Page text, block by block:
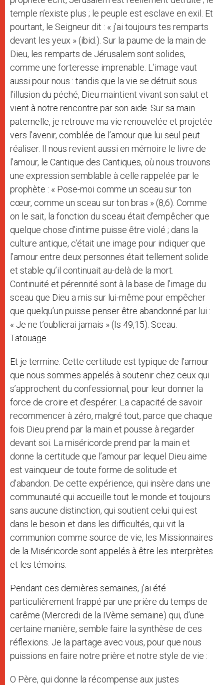
temple n’existe plus ; le peuple est esclave en exil. Et
pourtant, le Seigneur dit : « j’ai toujours tes remparts
devant les yeux » (ibid.). Sur la paume de la main de
Dieu, les remparts de Jérusalem sont solides,
comme une forteresse imprenable. L’image vaut
aussi pour nous : tandis que la vie se détruit sous
l’illusion du péché, Dieu maintient vivant son salut et
vient à notre rencontre par son aide. Sur sa main
paternelle, je retrouve ma vie renouvelée et projetée
vers l’avenir, comblée de l’amour que lui seul peut
réaliser. Il nous revient aussi en mémoire le livre de
l’amour, le Cantique des Cantiques, où nous trouvons
une expression semblable à celle rappelée par le
prophète : « Pose-moi comme un sceau sur ton
cœur, comme un sceau sur ton bras » (8,6). Comme
on le sait, la fonction du sceau était d’empêcher que
quelque chose d’intime puisse être violé ; dans la
culture antique, c’était une image pour indiquer que
l’amour entre deux personnes était tellement solide
et stable qu’il continuait au-delà de la mort.
Continuité et pérennité sont à la base de l’image du
sceau que Dieu a mis sur lui-même pour empêcher
que quelqu’un puisse penser être abandonné par lui :
« Je ne t’oublierai jamais » (Is 49,15). Sceau.
Tatouage.
Et je termine. Cette certitude est typique de l’amour
que nous sommes appelés à soutenir chez ceux qui
s’approchent du confessionnal, pour leur donner la
force de croire et d’espérer. La capacité de savoir
recommencer à zéro, malgré tout, parce que chaque
fois Dieu prend par la main et pousse à regarder
devant soi. La miséricorde prend par la main et
donne la certitude que l’amour par lequel Dieu aime
est vainqueur de toute forme de solitude et
d’abandon. De cette expérience, qui insère dans une
communauté qui accueille tout le monde et toujours
sans aucune distinction, qui soutient celui qui est
dans le besoin et dans les difficultés, qui vit la
communion comme source de vie, les Missionnaires
de la Miséricorde sont appelés à être les interprètes
et les témoins.
Pendant ces dernières semaines, j’ai été
particulièrement frappé par une prière du temps de
carême (Mercredi de la IVème semaine) qui, d’une
certaine manière, semble faire la synthèse de ces
réflexions. Je la partage avec vous, pour que nous
puissions en faire notre prière et notre style de vie :
O Père, qui donne la récompense aux justes